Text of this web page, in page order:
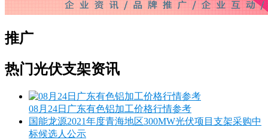
推广
热门光伏支架资讯
08月24日广东有色铝加工价格行情参考
国能龙源2021年度青海地区300MW光伏项目支架采购中
标候选人公示